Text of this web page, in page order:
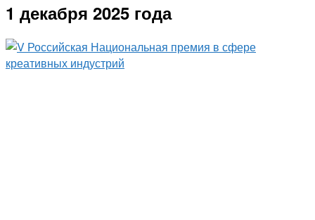
1 декабря 2025 года